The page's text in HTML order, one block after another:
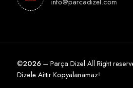
©2026 – Parça Dizel All Right
Dizele Aittir Kopyalanamaz!